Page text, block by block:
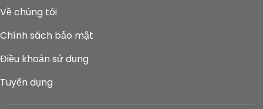
Về chúng tôi
Chính sách bảo mật
Điều khoản sử dụng
Tuyển dụng